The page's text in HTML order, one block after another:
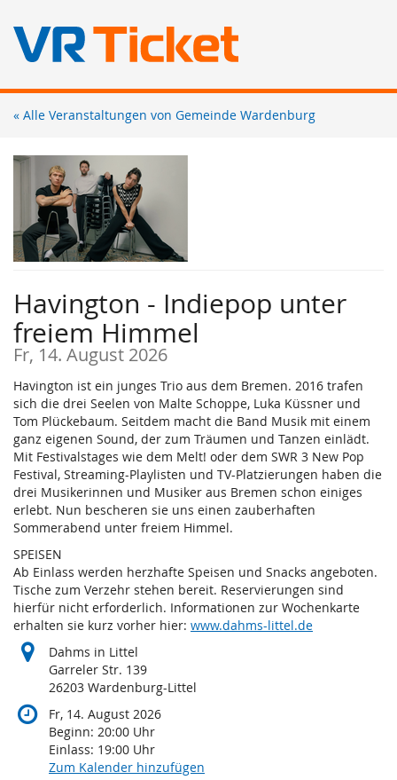
Zum
springen
« Alle Veranstaltungen von Gemeinde Wardenburg
Havington - Indiepop unter
freiem Himmel
Fr, 14. August 2026
Havington ist ein junges Trio aus dem Bremen. 2016 trafen
sich die drei Seelen von Malte Schoppe, Luka Küssner und
Tom Plückebaum. Seitdem macht die Band Musik mit einem
ganz eigenen Sound, der zum Träumen und Tanzen einlädt.
Mit Festivalstages wie dem Melt! oder dem SWR 3 New Pop
Festival, Streaming-Playlisten und TV-Platzierungen haben die
drei Musikerinnen und Musiker aus Bremen schon einiges
erlebt. Nun bescheren sie uns einen zauberhaften
Sommerabend unter freiem Himmel.
SPEISEN
Ab Einlass werden herzhafte Speisen und Snacks angeboten.
Tische zum Verzehr stehen bereit. Reservierungen sind
hierfür nicht erforderlich. Informationen zur Wochenkarte
erhalten sie kurz vorher hier: www.dahms-littel.de
Dahms in Littel
Garreler Str. 139
26203 Wardenburg-Littel
Fr, 14. August 2026
Beginn: 20:00 Uhr
Einlass: 19:00 Uhr
Zum Kalender hinzufügen